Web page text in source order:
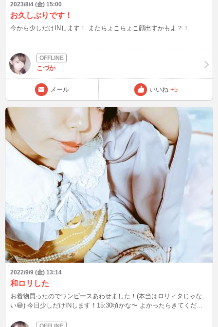
2023/8/4 (金) 15:00
お久しぶりです！
今から少しだけINします！ またちょこちょこ顔出すかもよ？！
こづか
メール いいね +5
2022/9/9 (金) 13:14
和ロリした
お着物買ったのでワンピースあわせました！(本当はロリィタじゃな
い😅) 今日少しだけINします！15:30頃かな〜 よかったらきてくださ